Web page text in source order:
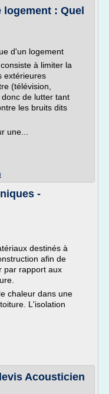
: Quel
d'un logement
à limiter la
extérieures
(télévision,
de lutter tant
les bruits dits
une...
-
destinés à
afin de
par rapport aux
chaleur dans une
L'isolation
Acousticien